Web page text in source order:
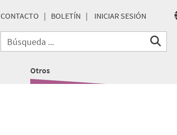
CONTACTO BOLETÍN INICIAR SESIÓN
Otros